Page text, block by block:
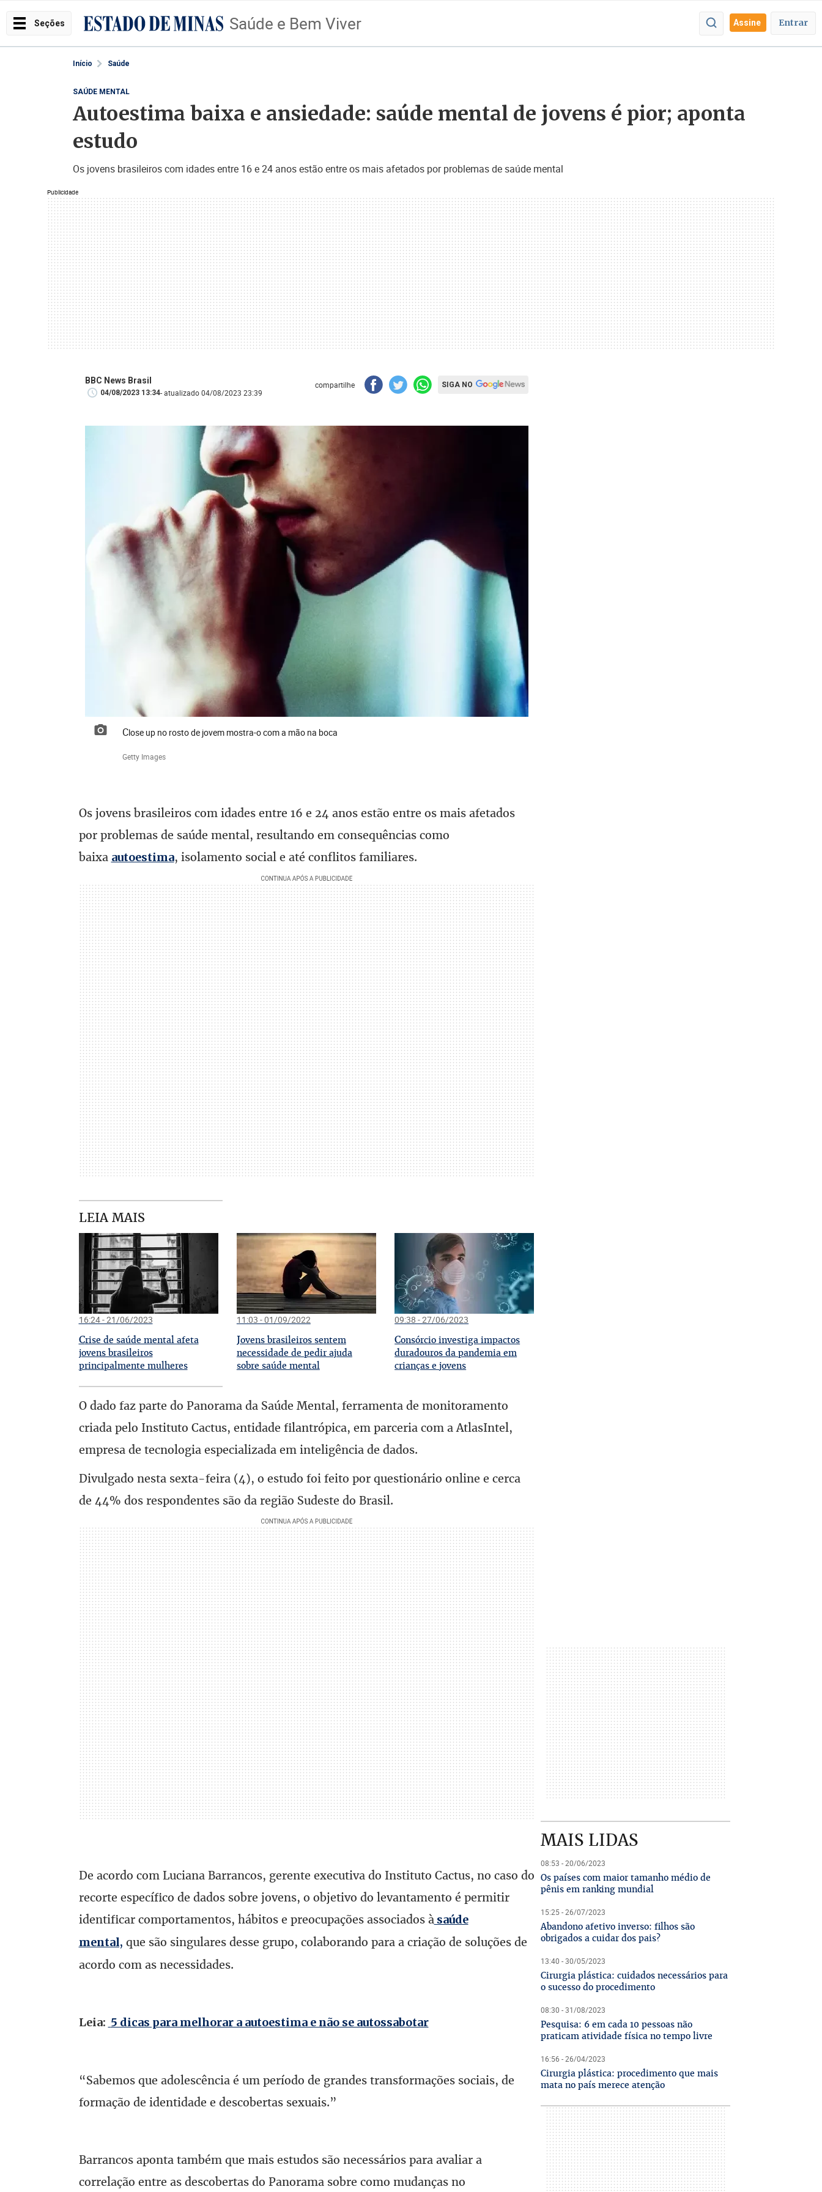
Seções Saúde e Bem Viver Assine Entrar
Início Saúde
Publicidade
SAÚDE MENTAL
Autoestima baixa e ansiedade: saúde mental de jovens é pior; aponta
estudo
Os jovens brasileiros com idades entre 16 e 24 anos estão entre os mais afetados por problemas de saúde mental
BBC News Brasil
04/08/2023 13:34- atualizado 04/08/2023 23:39
compartilhe SIGA NO
Close up no rosto de jovem mostra-o com a mão na boca
Getty Images
Os jovens brasileiros com idades entre 16 e 24 anos estão entre os mais afetados
por problemas de saúde mental, resultando em consequências como
baixa autoestima, isolamento social e até conflitos familiares.
LEIA MAIS
16:24 - 21/06/2023
Crise de saúde mental afeta
jovens brasileiros
principalmente mulheres
11:03 - 01/09/2022
Jovens brasileiros sentem
necessidade de pedir ajuda
sobre saúde mental
09:38 - 27/06/2023
Consórcio investiga impactos
duradouros da pandemia em
crianças e jovens
O dado faz parte do Panorama da Saúde Mental, ferramenta de monitoramento
criada pelo Instituto Cactus, entidade filantrópica, em parceria com a AtlasIntel,
empresa de tecnologia especializada em inteligência de dados.
Divulgado nesta sexta-feira (4), o estudo foi feito por questionário online e cerca
de 44% dos respondentes são da região Sudeste do Brasil.
De acordo com Luciana Barrancos, gerente executiva do Instituto Cactus, no caso do
recorte específico de dados sobre jovens, o objetivo do levantamento é permitir
identificar comportamentos, hábitos e preocupações associados àsaúde
mental, que são singulares desse grupo, colaborando para a criação de soluções de
acordo com as necessidades.
Leia: 5 dicas para melhorar a autoestima e não se autossabotar
“Sabemos que adolescência é um período de grandes transformações sociais, de
formação de identidade e descobertas sexuais.”
Barrancos aponta também que mais estudos são necessários para avaliar a
correlação entre as descobertas do Panorama sobre como mudanças no
MAIS LIDAS
08:53 - 20/06/2023
Os países com maior tamanho médio de
pênis em ranking mundial
15:25 - 26/07/2023
Abandono afetivo inverso: filhos são
obrigados a cuidar dos pais?
13:40 - 30/05/2023
Cirurgia plástica: cuidados necessários para
o sucesso do procedimento
08:30 - 31/08/2023
Pesquisa: 6 em cada 10 pessoas não
praticam atividade física no tempo livre
16:56 - 26/04/2023
Cirurgia plástica: procedimento que mais
mata no país merece atenção